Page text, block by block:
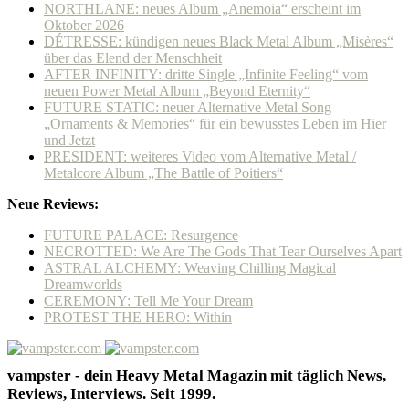
NORTHLANE: neues Album „Anemoia“ erscheint im
Oktober 2026
DÉTRESSE: kündigen neues Black Metal Album „Misères“
über das Elend der Menschheit
AFTER INFINITY: dritte Single „Infinite Feeling“ vom
neuen Power Metal Album „Beyond Eternity“
FUTURE STATIC: neuer Alternative Metal Song
„Ornaments & Memories“ für ein bewusstes Leben im Hier
und Jetzt
PRESIDENT: weiteres Video vom Alternative Metal /
Metalcore Album „The Battle of Poitiers“
Neue Reviews:
FUTURE PALACE: Resurgence
NECROTTED: We Are The Gods That Tear Ourselves Apart
ASTRAL ALCHEMY: Weaving Chilling Magical
Dreamworlds
CEREMONY: Tell Me Your Dream
PROTEST THE HERO: Within
vampster - dein Heavy Metal Magazin mit täglich News,
Reviews, Interviews. Seit 1999.